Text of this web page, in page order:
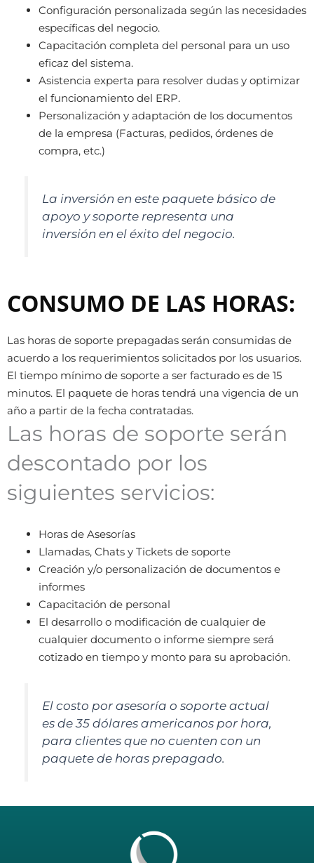
Configuración personalizada según las necesidades
específicas del negocio.
Capacitación completa del personal para un uso
eficaz del sistema.
Asistencia experta para resolver dudas y optimizar
el funcionamiento del ERP.
Personalización y adaptación de los documentos
de la empresa (Facturas, pedidos, órdenes de
compra, etc.)
La inversión en este paquete básico de
apoyo y soporte representa una
inversión en el éxito del negocio.
CONSUMO DE LAS HORAS:
Las horas de soporte prepagadas serán consumidas de
acuerdo a los requerimientos solicitados por los usuarios.
El tiempo mínimo de soporte a ser facturado es de 15
minutos. El paquete de horas tendrá una vigencia de un
año a partir de la fecha contratadas.
Las horas de soporte serán
descontado por los
siguientes servicios:
Horas de Asesorías
Llamadas, Chats y Tickets de soporte
Creación y/o personalización de documentos e
informes
Capacitación de personal
El desarrollo o modificación de cualquier de
cualquier documento o informe siempre será
cotizado en tiempo y monto para su aprobación.
El costo por asesoría o soporte actual
es de 35 dólares americanos por hora,
para clientes que no cuenten con un
paquete de horas prepagado.